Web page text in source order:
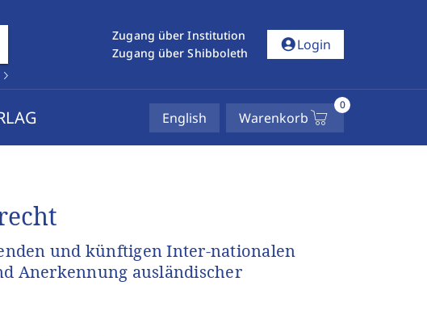
Zugang über Institution
Zugang über Shibboleth
account_circleLogin
English Warenkorb
0
und künftigen Inter-nationalen
Anerkennung ausländischer